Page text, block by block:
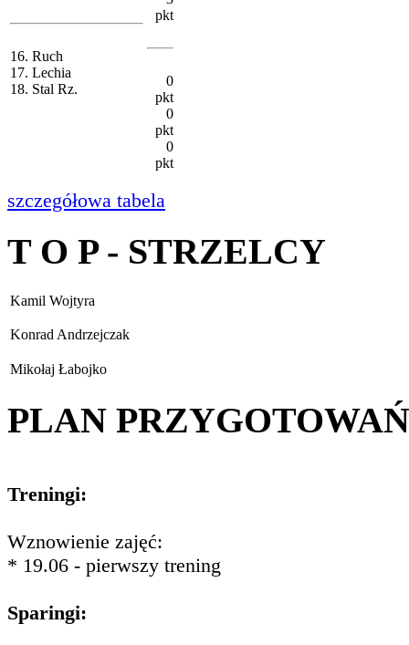
16. Ruch
17. Lechia
18. Stal Rz.
pkt
0
pkt
0
pkt
0
pkt
szczegółowa tabela
T O P - STRZELCY
Kamil Wojtyra
Konrad Andrzejczak
Mikołaj Łabojko
PLAN PRZYGOTOWAŃ
Treningi:
Wznowienie zajęć:
* 19.06 - pierwszy trening
Sparingi: